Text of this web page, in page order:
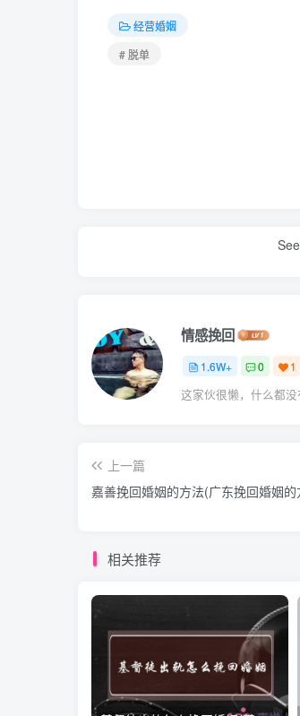
经营婚姻
# 脱单
情感挽回
1.6W+ 0 1
这家伙很懒，什么都
上一篇
嘉善挽回婚姻的方法(广东挽回婚姻的
相关推荐